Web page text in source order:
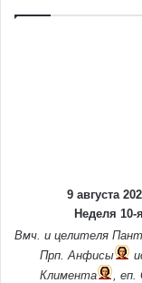
9 августа
Неделя 10-
Вмч. и целителя
Прп. Анфисы
Климента
,